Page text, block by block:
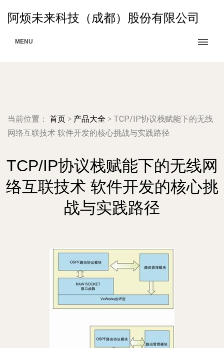
阿烦未来科技（成都）股份有限公司
MENU
当前位置： 首页 > 产品大全 > TCP/IP协议栈赋能下的无线
网络互联技术 软件开发的核心挑战与实践路径
TCP/IP协议栈赋能下的无线网
络互联技术 软件开发的核心挑
战与实践路径